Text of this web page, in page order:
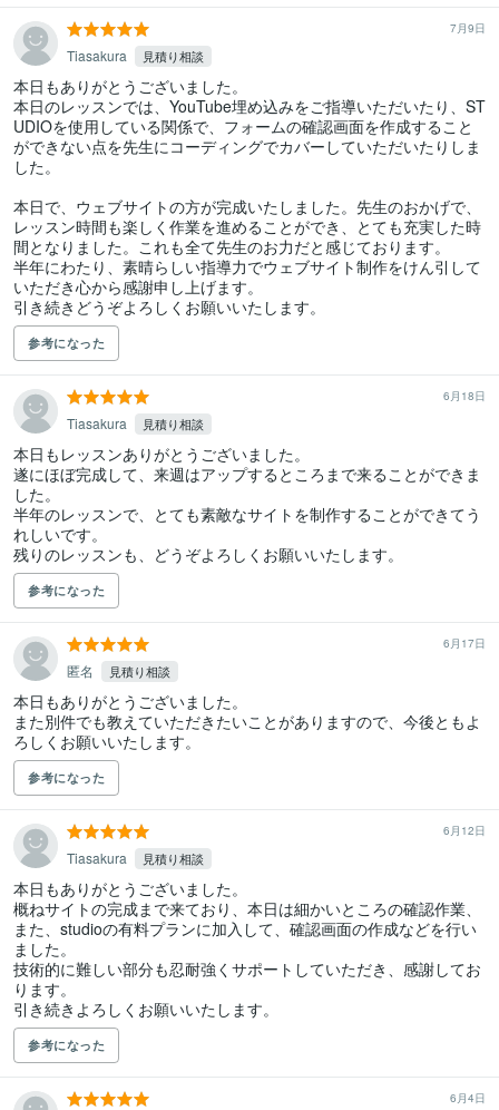
7月9日
Tiasakura 見積り相談
本日もありがとうございました。
本日のレッスンでは、YouTube埋め込みをご指導いただいたり、ST
UDIOを使用している関係で、フォームの確認画面を作成すること
ができない点を先生にコーディングでカバーしていただいたりしま
した。
本日で、ウェブサイトの方が完成いたしました。先生のおかげで、
レッスン時間も楽しく作業を進めることができ、とても充実した時
間となりました。これも全て先生のお力だと感じております。
半年にわたり、素晴らしい指導力でウェブサイト制作をけん引して
いただき心から感謝申し上げます。
参考になった
6月18日
Tiasakura 見積り相談
本日もレッスンありがとうございました。
遂にほぼ完成して、来週はアップするところまで来ることができま
した。
半年のレッスンで、とても素敵なサイトを制作することができてう
れしいです。
残りのレッスンも、どうぞよろしくお願いいたします。
参考になった
6月17日
匿名 見積り相談
本日もありがとうございました。
また別件でも教えていただきたいことがありますので、今後ともよ
ろしくお願いいたします。
参考になった
6月12日
Tiasakura 見積り相談
本日もありがとうございました。
概ねサイトの完成まで来ており、本日は細かいところの確認作業、
また、studioの有料プランに加入して、確認画面の作成などを行い
ました。
技術的に難しい部分も忍耐強くサポートしていただき、感謝してお
ります。
引き続きよろしくお願いいたします。
参考になった
6月4日